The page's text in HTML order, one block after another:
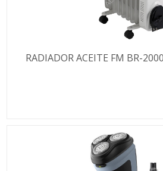
RADIADOR ACEITE FM BR-